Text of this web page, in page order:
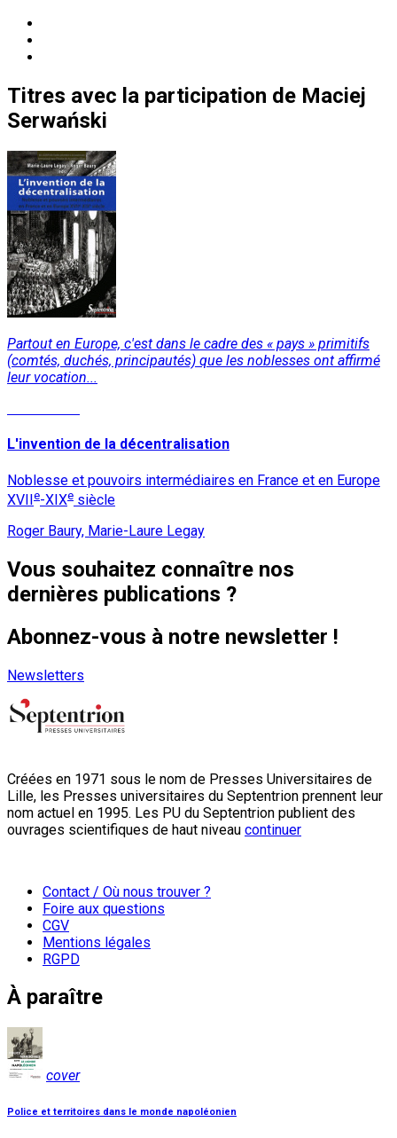
Titres avec la participation de Maciej
Serwański
Partout en Europe, c'est dans le cadre des « pays » primitifs
(comtés, duchés, principautés) que les noblesses ont affirmé
leur vocation...
L'invention de la décentralisation
Noblesse et pouvoirs intermédiaires en France et en Europe
XVIIe-XIXe siècle
Roger Baury, Marie-Laure Legay
Vous souhaitez connaître nos
dernières publications ?
Abonnez-vous à notre newsletter !
Newsletters
Créées en 1971 sous le nom de Presses Universitaires de
Lille, les Presses universitaires du Septentrion prennent leur
nom actuel en 1995. Les PU du Septentrion publient des
ouvrages scientifiques de haut niveau continuer
Contact / Où nous trouver ?
Foire aux questions
CGV
Mentions légales
RGPD
À paraître
cover
Police et territoires dans le monde napoléonien